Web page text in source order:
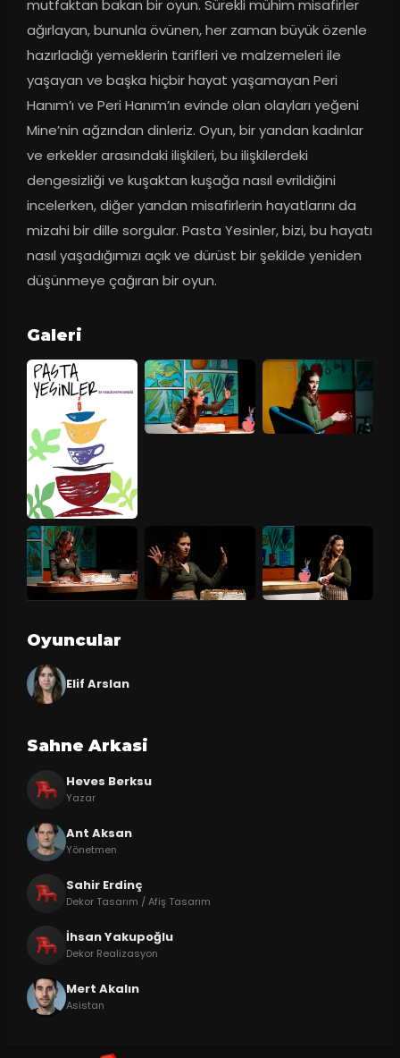
mutfaktan bakan bir oyun. Sürekli mühim misafirler
ağırlayan, bununla övünen, her zaman büyük özenle
hazırladığı yemeklerin tarifleri ve malzemeleri ile
yaşayan ve başka hiçbir hayat yaşamayan Peri
Hanım’ı ve Peri Hanım’ın evinde olan olayları yeğeni
Mine’nin ağzından dinleriz. Oyun, bir yandan kadınlar
ve erkekler arasındaki ilişkileri, bu ilişkilerdeki
dengesizliği ve kuşaktan kuşağa nasıl evrildiğini
incelerken, diğer yandan misafirlerin hayatlarını da
mizahi bir dille sorgular. Pasta Yesinler, bizi, bu hayatı
nasıl yaşadığımızı açık ve dürüst bir şekilde yeniden
düşünmeye çağıran bir oyun.
Galeri
Oyuncular
Elif Arslan
Sahne Arkasi
Heves Berksu
Yazar
Ant Aksan
Yönetmen
Sahir Erdinç
Dekor Tasarım / Afiş Tasarım
İhsan Yakupoğlu
Dekor Realizasyon
Mert Akalın
Asistan